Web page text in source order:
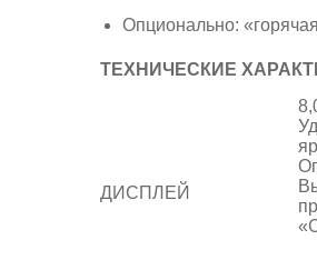
Опционально:
ТЕХНИЧЕСКИЕ
ДИСПЛЕЙ